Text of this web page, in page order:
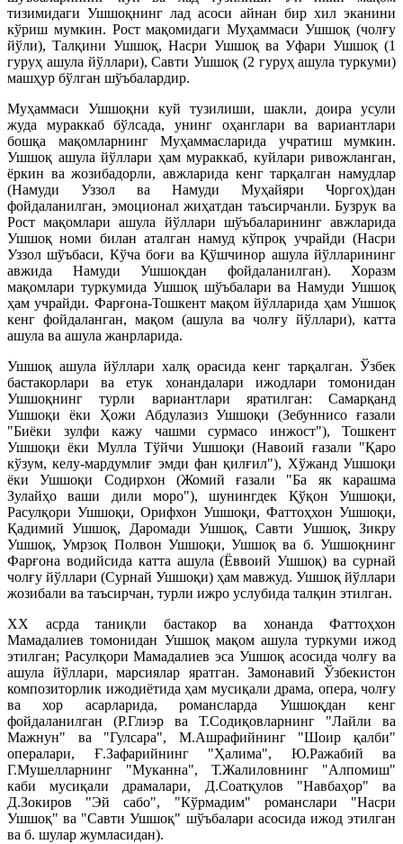
тизимидаги Ушшоқнинг лад асоси айнан бир хил эканини
кўриш мумкин. Рост мақомидаги Муҳаммаси Ушшоқ (чолғу
йўли), Талқини Ушшоқ, Насри Ушшоқ ва Уфари Ушшоқ (1
гуруҳ ашула йўллари), Савти Ушшоқ (2 гуруҳ ашула туркуми)
машҳур бўлган шўъбалардир.
Муҳаммаси Ушшоқни куй тузилиши, шакли, доира усули
жуда мураккаб бўлсада, унинг оҳанглари ва вариантлари
бошқа мақомларнинг Муҳаммасларида учратиш мумкин.
Ушшоқ ашула йўллари ҳам мураккаб, куйлари ривожланган,
ёркин ва жозибадорли, авжларида кенг тарқалган намудлар
(Намуди Уззол ва Намуди Муҳайяри Чоргоҳ)дан
фойдаланилган, эмоционал жиҳатдан таъсирчанли. Бузрук ва
Рост мақомлари ашула йўллари шўъбаларининг авжларида
Ушшоқ номи билан аталган намуд кўпроқ учрайди (Насри
Уззол шўъбаси, Кўча боғи ва Қўшчинор ашула йўлларининг
авжида Намуди Ушшоқдан фойдаланилган). Хоразм
мақомлари туркумида Ушшоқ шўъбалари ва Намуди Ушшоқ
ҳам учрайди. Фарғона-Тошкент мақом йўлларида ҳам Ушшоқ
кенг фойдаланган, мақом (ашула ва чолғу йўллари), катта
ашула ва ашула жанрларида.
Ушшоқ ашула йўллари халқ орасида кенг тарқалган. Ўзбек
бастакорлари ва етук хонандалари ижодлари томонидан
Ушшоқнинг турли вариантлари яратилган: Самарқанд
Ушшоқи ёки Ҳожи Абдулазиз Ушшоқи (Зебуннисо ғазали
"Биёки зулфи кажу чашми сурмасо инжост"), Тошкент
Ушшоқи ёки Мулла Тўйчи Ушшоқи (Навоий ғазали "Қаро
кўзум, келу-мардумлиғ эмди фан қилғил"), Хўжанд Ушшоқи
ёки Ушшоқи Содирхон (Жомий ғазали "Ба як карашма
Зулайҳо ваши дили моро"), шунингдек Қўқон Ушшоқи,
Расулқори Ушшоқи, Орифхон Ушшоқи, Фаттоҳхон Ушшоқи,
Қадимий Ушшоқ, Даромади Ушшоқ, Савти Ушшоқ, Зикру
Ушшоқ, Умрзоқ Полвон Ушшоқи, Ушшоқ ва б. Ушшоқнинг
Фарғона водийсида катта ашула (Ёввоий Ушшоқ) ва сурнай
чолғу йўллари (Сурнай Ушшоқи) ҳам мавжуд. Ушшоқ йўллари
жозибали ва таъсирчан, турли ижро услубида талқин этилган.
ХХ асрда таниқли бастакор ва хонанда Фаттоҳхон
Мамадалиев томонидан Ушшоқ мақом ашула туркуми ижод
этилган; Расулқори Мамадалиев эса Ушшоқ асосида чолғу ва
ашула йўллари, марсиялар яратган. Замонавий Ўзбекистон
композиторлик ижодиётида ҳам мусиқали драма, опера, чолғу
ва хор асарларида, романсларда Ушшоқдан кенг
фойдаланилган (Р.Глиэр ва Т.Содиқовларнинг "Лайли ва
Мажнун" ва "Гулсара", М.Ашрафийнинг "Шоир қалби"
опералари, Ғ.Зафарийнинг "Ҳалима", Ю.Ражабий ва
Г.Мушелларнинг "Муканна", Т.Жалиловнинг "Алпомиш"
каби мусиқали драмалари, Д.Соатқулов "Навбаҳор" ва
Д.Зокиров "Эй сабо", "Кўрмадим" романслари "Насри
Ушшоқ" ва "Савти Ушшоқ" шўъбалари асосида ижод этилган
ва б. шулар жумласидан).